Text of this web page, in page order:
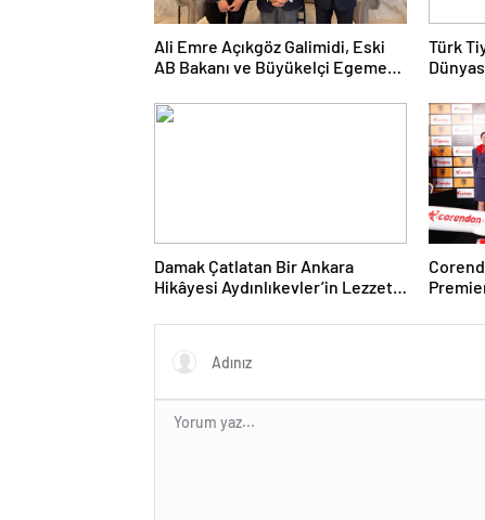
Ali Emre Açıkgöz Galimidi, Eski
AB Bakanı ve Büyükelçi Egemen
Türk
Damak Çatlatan Bir Ankara
Hikâyesi Aydınlıkevler’in Lezzet